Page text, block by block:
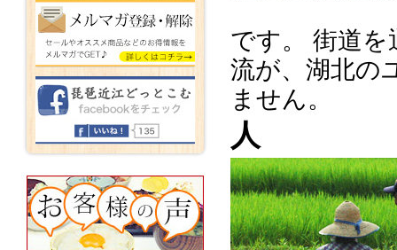
です。 街道
流が、湖北の
ません。
人